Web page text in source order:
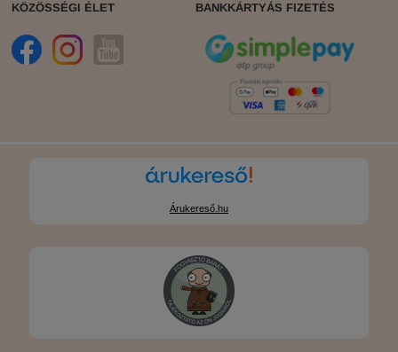
KÖZÖSSÉGI ÉLET BANKKÁRTYÁS FIZETÉS
Árukereső.hu